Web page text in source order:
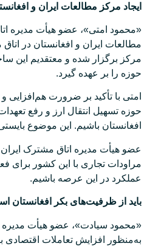
ایجاد مرکز مطالعات ایران و
«محمود امتی»، عضو هیأت مدیره
مطالعات ایران و افغانستان در
مرکز برگزار شده و معتقدیم این
حوزه را بر عهده گیرد.
امتی با تأکید بر ضرورت
حوزه تسهیل انتقال ارز و رفع
افغانستان باشیم. این موضوع
عضو هیأت مدیره اتاق مشترک
مراودات تجاری با این کشور برای
عملکرد در این عرصه باشیم.
باید از ظرفیت‌های بکر افغانستان
«محمود سیادت»، عضو هیأت مدیره
به‌منظور افزایش تعاملات